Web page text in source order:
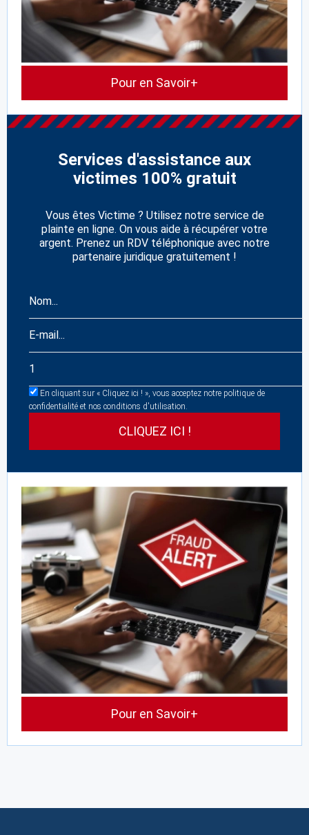
Pour en Savoir+
Services d'assistance aux
victimes 100% gratuit
Vous êtes Victime ? Utilisez notre service de
plainte en ligne. On vous aide à récupérer votre
argent. Prenez un RDV téléphonique avec notre
partenaire juridique gratuitement !
En cliquant sur « Cliquez ici ! », vous acceptez notre politique de
confidentialité et nos conditions d'utilisation.
Pour en Savoir+